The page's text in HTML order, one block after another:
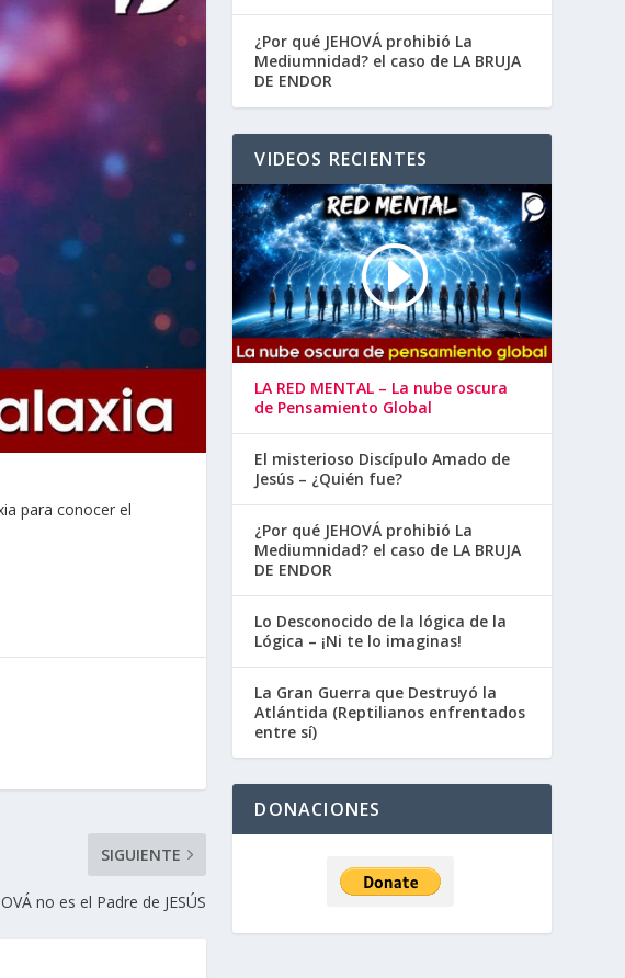
para conocer el
SIGUIENTE
no es el Padre de JESÚS
¿Por qué JEHOVÁ prohibió La
Mediumnidad? el caso de LA BRUJA
DE ENDOR
VIDEOS RECIENTES
LA RED MENTAL – La nube oscura
de Pensamiento Global
El misterioso Discípulo Amado de
Jesús – ¿Quién fue?
¿Por qué JEHOVÁ prohibió La
Mediumnidad? el caso de LA BRUJA
DE ENDOR
Lo Desconocido de la lógica de la
Lógica – ¡Ni te lo imaginas!
La Gran Guerra que Destruyó la
Atlántida (Reptilianos enfrentados
entre sí)
DONACIONES